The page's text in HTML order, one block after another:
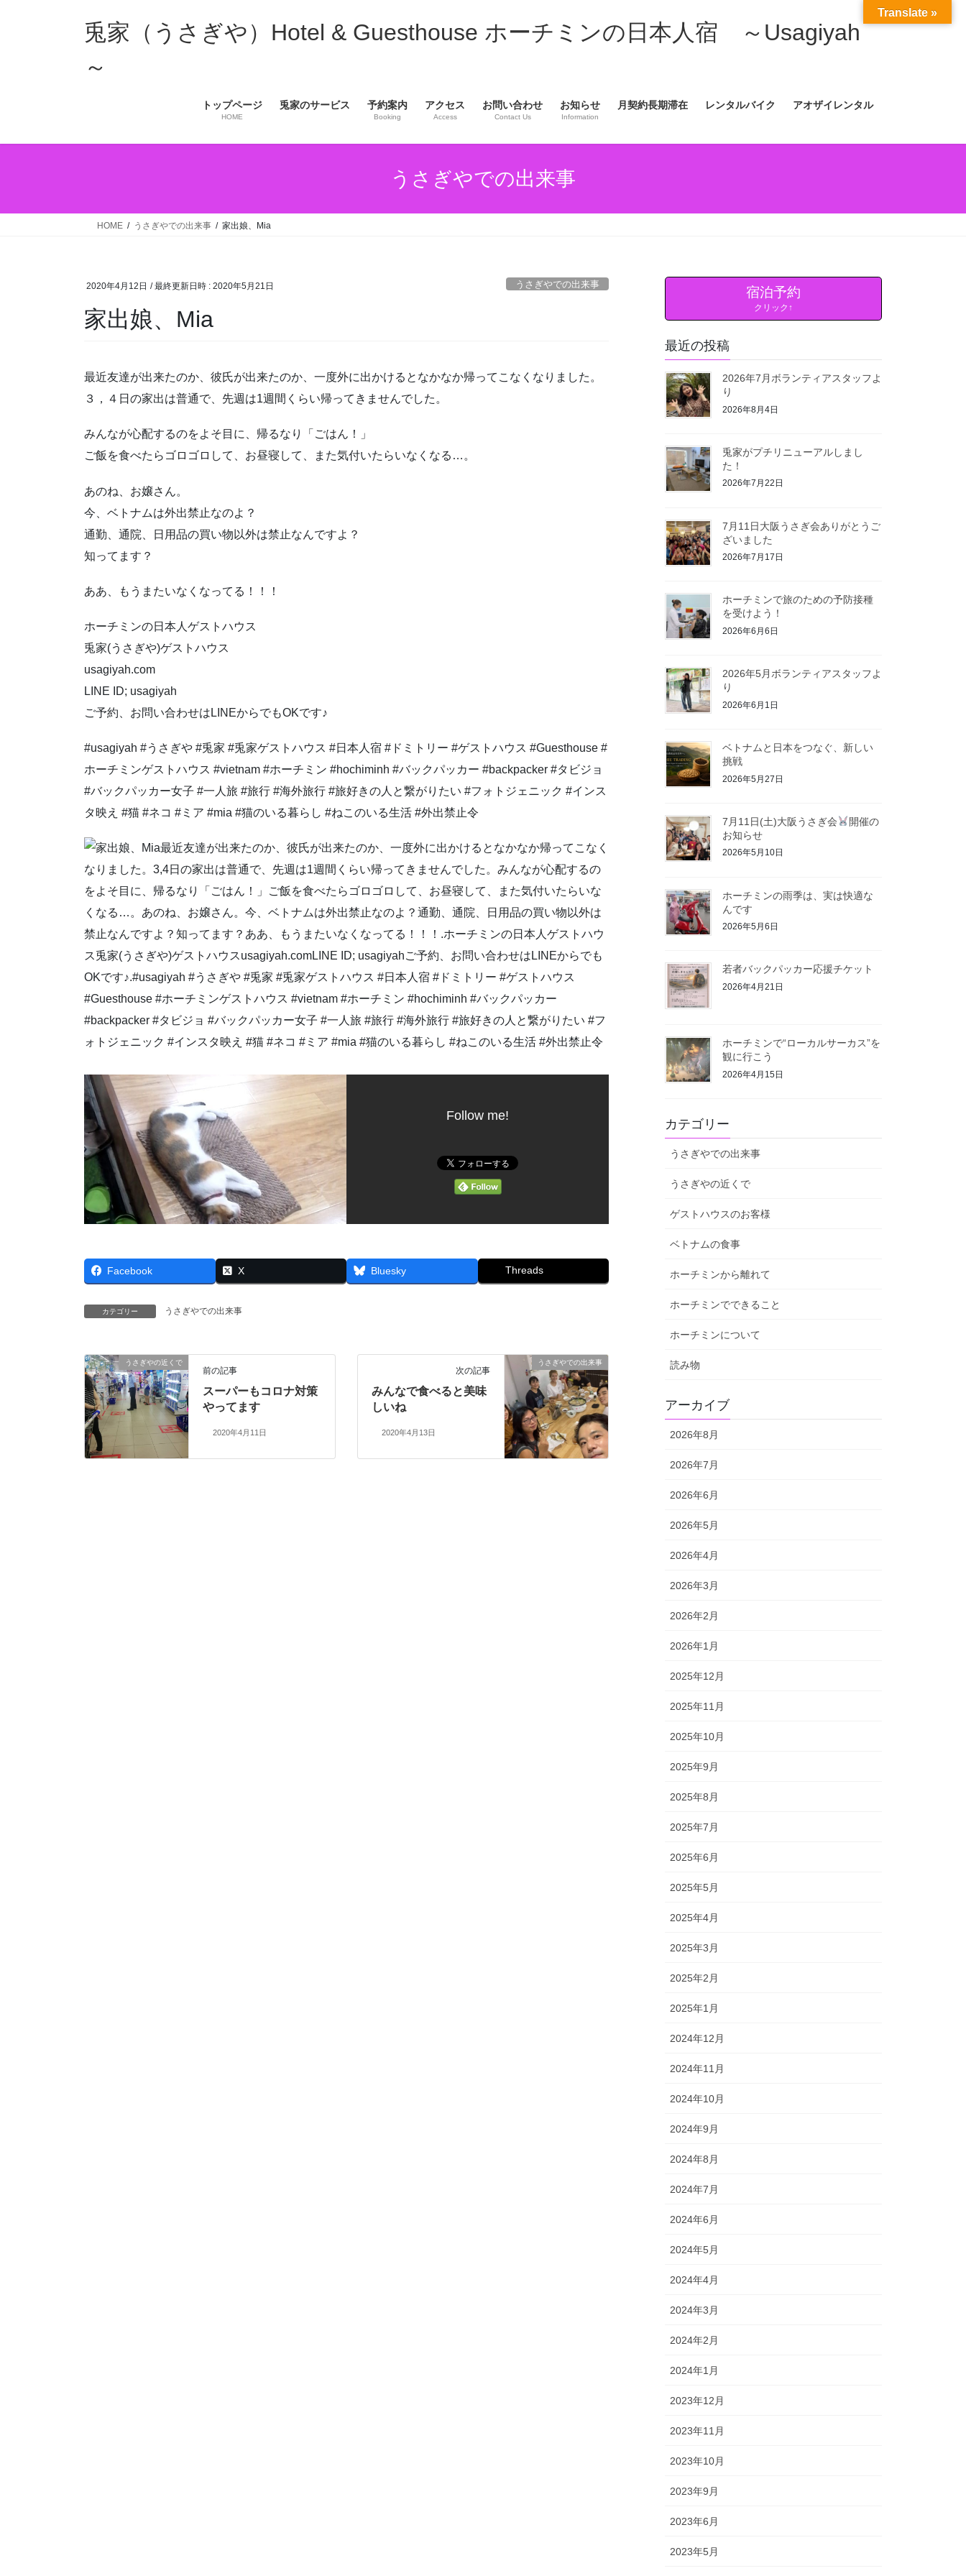
ッ
移
兎家（うさぎや）Hotel & Guesthouse ホーチミンの日本人宿 ～Usagiyah
～
トップページ
HOME
兎家のサービス 予約案内
Booking
アクセス
Access
お問い合わせ
Contact Us
お知らせ
Information
月契約長期滞在 レンタルバイク アオザイレンタル
うさぎやでの出来事
HOME うさぎやでの出来事 家出娘、Mia
2020年4月12日 / 最終更新日時 : 2020年5月21日 うさぎやでの出来事
家出娘、Mia
最近友達が出来たのか、彼氏が出来たのか、一度外に出かけるとなかなか帰ってこなくなりました。
３，４日の家出は普通で、先週は1週間くらい帰ってきませんでした。
みんなが心配するのをよそ目に、帰るなり「ごはん！」
ご飯を食べたらゴロゴロして、お昼寝して、また気付いたらいなくなる…。
あのね、お嬢さん。
今、ベトナムは外出禁止なのよ？
通勤、通院、日用品の買い物以外は禁止なんですよ？
知ってます？
ああ、もうまたいなくなってる！！！
ホーチミンの日本人ゲストハウス
兎家(うさぎや)ゲストハウス
usagiyah.com
LINE ID; usagiyah
ご予約、お問い合わせはLINEからでもOKです♪
#usagiyah #うさぎや #兎家 #兎家ゲストハウス #日本人宿 #ドミトリー #ゲストハウス #Guesthouse #
ホーチミンゲストハウス #vietnam #ホーチミン #hochiminh #バックパッカー #backpacker #タビジョ
#バックパッカー女子 #一人旅 #旅行 #海外旅行 #旅好きの人と繋がりたい #フォトジェニック #インス
タ映え #猫 #ネコ #ミア #mia #猫のいる暮らし #ねこのいる生活 #外出禁止令
Follow me!
Facebook X Bluesky Threads
カテゴリー うさぎやでの出来事
うさぎやの近くで
前の記事
スーパーもコロナ対策
やってます
2020年4月11日
うさぎやでの出来事
次の記事
みんなで食べると美味
しいね
2020年4月13日
宿泊予約
クリック↑
最近の投稿
2026年7月ボランティアスタッフよ
り
2026年8月4日
兎家がプチリニューアルしまし
た！
2026年7月22日
7月11日大阪うさぎ会ありがとうご
ざいました
2026年7月17日
ホーチミンで旅のための予防接種
を受けよう！
2026年6月6日
2026年5月ボランティアスタッフよ
り
2026年6月1日
ベトナムと日本をつなぐ、新しい
挑戦
2026年5月27日
7月11日(土)大阪うさぎ会
開催の
お知らせ
2026年5月10日
ホーチミンの雨季は、実は快適な
んです
2026年5月6日
若者バックパッカー応援チケット
2026年4月21日
ホーチミンで“ローカルサーカス”を
観に行こう
2026年4月15日
カテゴリー
うさぎやでの出来事
うさぎやの近くで
ゲストハウスのお客様
ベトナムの食事
ホーチミンから離れて
ホーチミンでできること
ホーチミンについて
読み物
アーカイブ
2026年8月
2026年7月
2026年6月
2026年5月
2026年4月
2026年3月
2026年2月
2026年1月
2025年12月
2025年11月
2025年10月
2025年9月
2025年8月
2025年7月
2025年6月
2025年5月
2025年4月
2025年3月
2025年2月
2025年1月
2024年12月
2024年11月
2024年10月
2024年9月
2024年8月
2024年7月
2024年6月
2024年5月
2024年4月
2024年3月
2024年2月
2024年1月
2023年12月
2023年11月
2023年10月
2023年9月
2023年6月
2023年5月
Translate »